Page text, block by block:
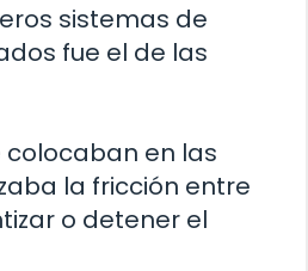
sistemas de
fue el de las
colocaban en las
la fricción entre
o detener el